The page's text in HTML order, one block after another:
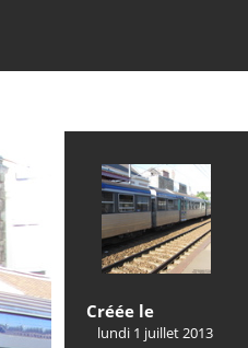
Créée le
lundi 1 juillet 2013